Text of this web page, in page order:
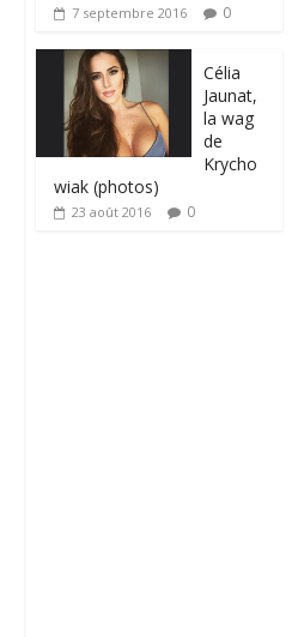
7 septembre 2016 0
Célia
Jaunat,
la wag
de
Krycho
wiak (photos)
23 août 2016 0